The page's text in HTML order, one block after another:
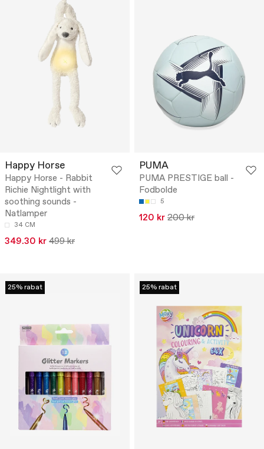
Happy Horse
Happy Horse - Rabbit
Richie Nightlight with
soothing sounds -
Natlamper
34 CM
349.30 kr 499 kr
PUMA
PUMA PRESTIGE ball -
Fodbolde
5
120 kr 200 kr
25% rabat 25% rabat